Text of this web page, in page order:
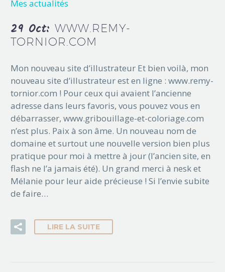
Mes actualités
29 Oct: WWW.REMY-
TORNIOR.COM
Mon nouveau site d’illustrateur Et bien voilà, mon
nouveau site d’illustrateur est en ligne : www.remy-
tornior.com ! Pour ceux qui avaient l’ancienne
adresse dans leurs favoris, vous pouvez vous en
débarrasser, www.gribouillage-et-coloriage.com
n’est plus. Paix à son âme. Un nouveau nom de
domaine et surtout une nouvelle version bien plus
pratique pour moi à mettre à jour (l’ancien site, en
flash ne l’a jamais été). Un grand merci à nesk et
Mélanie pour leur aide précieuse ! Si l’envie subite
de faire…
LIRE LA SUITE